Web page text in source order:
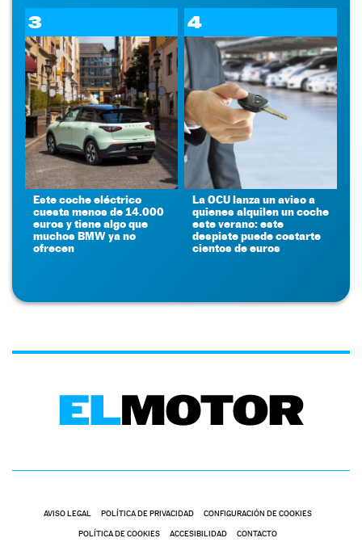
3
Este coche eléctrico
cuesta menos de 14.000
euros y tiene algo que
muchos BMW ya no
ofrecen
4
La OCU lanza un aviso a
quienes alquilen un coche
este verano: este
despiste puede costarte
cientos de euros
AVISO LEGAL POLÍTICA DE PRIVACIDAD CONFIGURACIÓN DE COOKIES
POLÍTICA DE COOKIES ACCESIBILIDAD CONTACTO